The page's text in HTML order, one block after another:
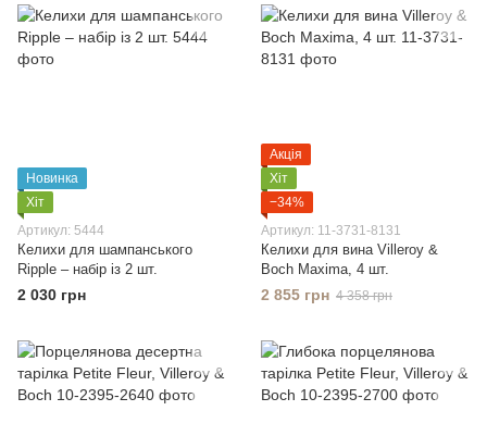
Новинка
Хіт
Артикул: 5444
Келихи для шампанського
Ripple – набір із 2 шт.
2 030 грн
Акція
Хіт
−34%
Артикул: 11-3731-8131
Келихи для вина Villeroy &
Boch Maxima, 4 шт.
2 855 грн 4 358 грн